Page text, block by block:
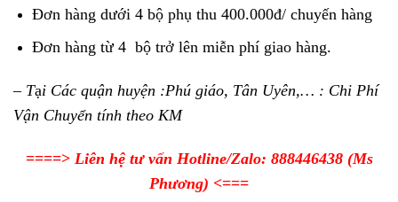
Đơn hàng dưới 4 bộ phụ thu 400.000đ/ chuyến hàng
Đơn hàng từ 4 bộ trở lên miễn phí giao hàng.
– Tại Các quận huyện :Phú giáo, Tân Uyên,… : Chi Phí
Vận Chuyển tính theo KM
====> Liên hệ tư vấn Hotline/Zalo: 888446438(Ms
Phương) <===